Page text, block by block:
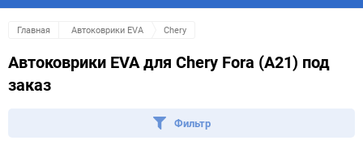
Главная Автоковрики EVA Chery
Автоковрики EVA для Chery Fora (A21) под
заказ
Фильтр